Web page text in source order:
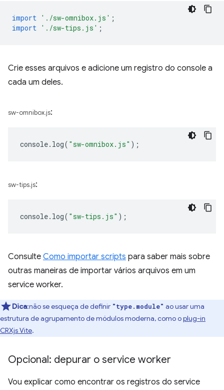
import './sw-omnibox.js' ;
import
'./sw-tips.js' ;
Crie esses arquivos e adicione um registro do console a
cada um deles.
sw-omnibox.js:
console. log( "sw-omnibox.js" );
sw-tips.js:
console. log( "sw-tips.js" );
Consulte Como importar scripts para saber mais sobre
outras maneiras de importar vários arquivos em um
service worker.
Dica:não se esqueça de definir "type.module" ao usar uma
estrutura de agrupamento de módulos moderna, como oplug-in
CRXjs Vite.
Opcional: depurar o service worker
Vou explicar como encontrar os registros do service